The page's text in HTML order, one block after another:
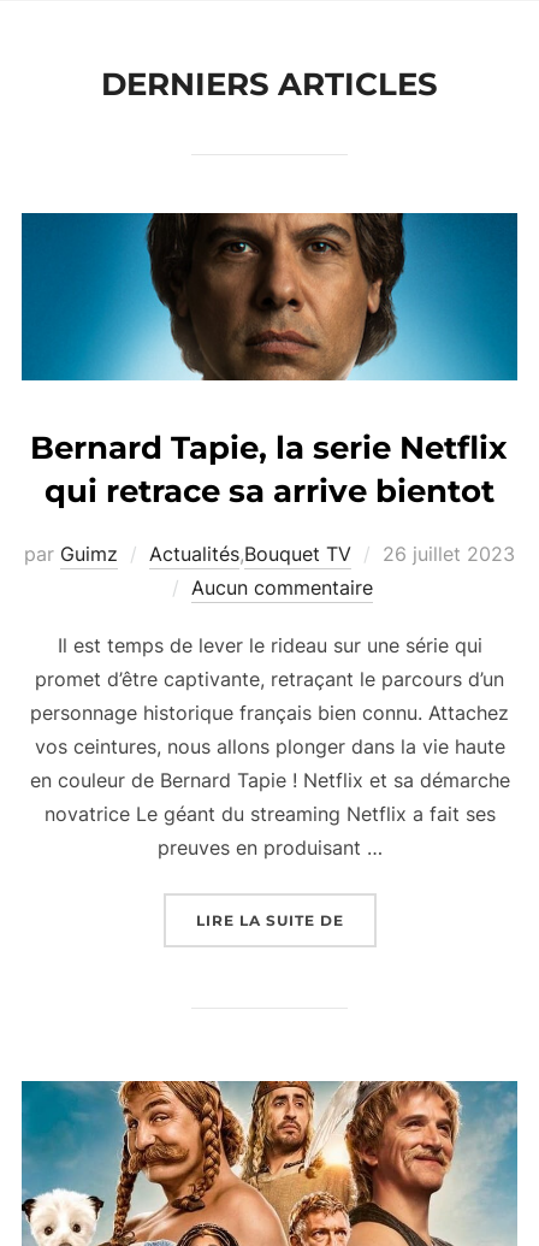
DERNIERS ARTICLES
Bernard Tapie, la serie Netflix
qui retrace sa arrive bientot
par Guimz Actualités,Bouquet TV
Publié
26 juillet 2023
Aucun commentaire
Il est temps de lever le rideau sur une série qui
promet d’être captivante, retraçant le parcours d’un
personnage historique français bien connu. Attachez
vos ceintures, nous allons plonger dans la vie haute
en couleur de Bernard Tapie ! Netflix et sa démarche
novatrice Le géant du streaming Netflix a fait ses
preuves en produisant …
LIRE LA SUITE DE« BERNARD TAPIE, LA